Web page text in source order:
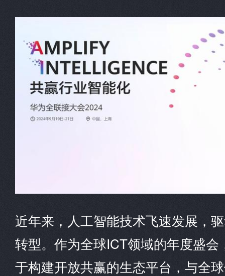
近年来，人工智能技术飞速发展，
转型。作为全球ICT领域的年度盛
于构建开放共赢的生态平台，与全